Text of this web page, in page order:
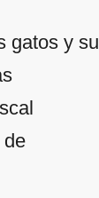
gatos y su
de